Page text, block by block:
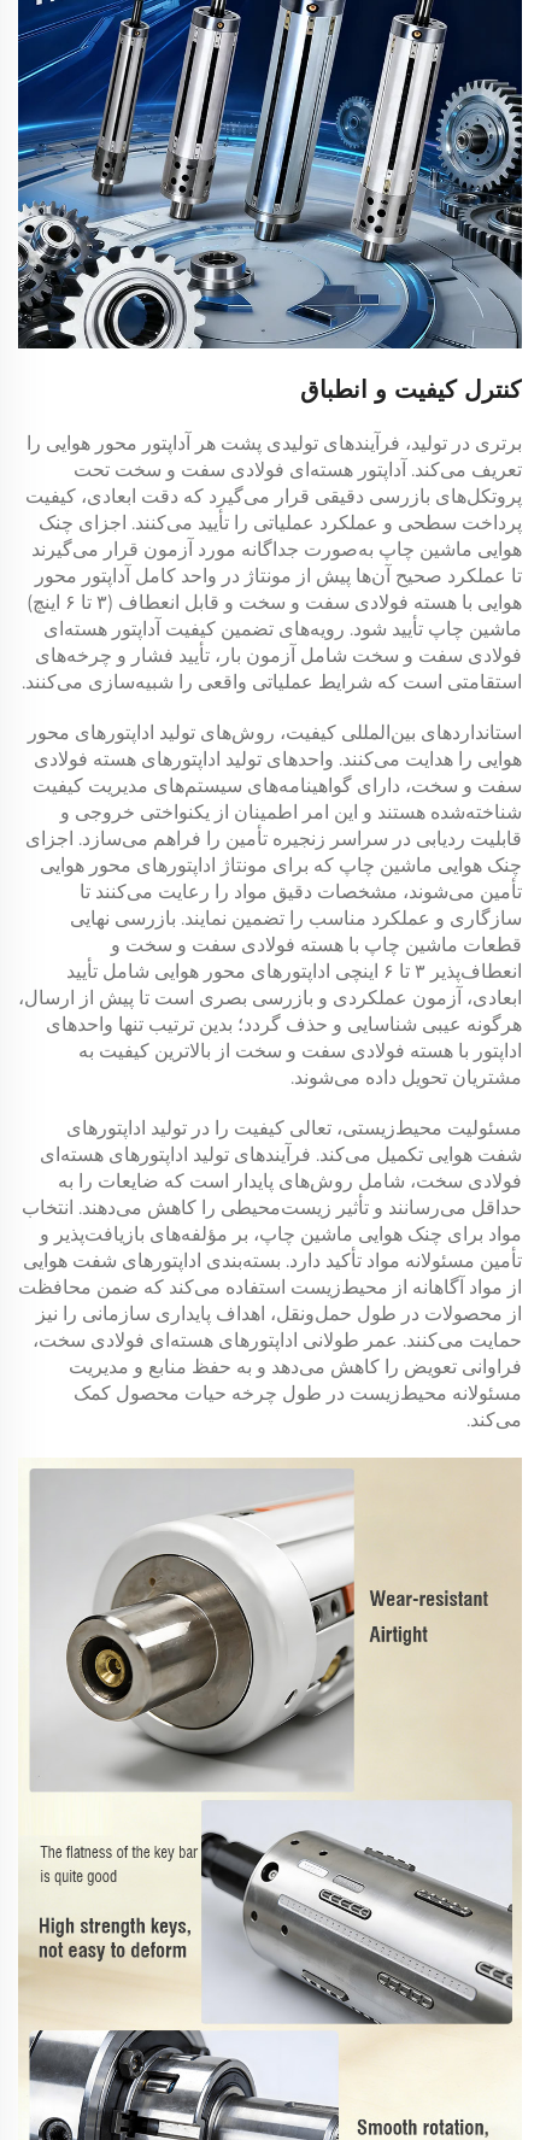
کنترل کیفیت و انطباق
برتری در تولید، فرآیندهای تولیدی پشت هر آداپتور محور هوایی را
تعریف می‌کند. آداپتور هسته‌ای فولادی سفت و سخت تحت
پروتکل‌های بازرسی دقیقی قرار می‌گیرد که دقت ابعادی، کیفیت
پرداخت سطحی و عملکرد عملیاتی را تأیید می‌کنند. اجزای چنک
هوایی ماشین چاپ به‌صورت جداگانه مورد آزمون قرار می‌گیرند
تا عملکرد صحیح آن‌ها پیش از مونتاژ در واحد کامل آداپتور محور
هوایی با هسته فولادی سفت و سخت و قابل انعطاف (۳ تا ۶ اینچ)
ماشین چاپ تأیید شود. رویه‌های تضمین کیفیت آداپتور هسته‌ای
فولادی سفت و سخت شامل آزمون بار، تأیید فشار و چرخه‌های
استقامتی است که شرایط عملیاتی واقعی را شبیه‌سازی می‌کنند.
استانداردهای بین‌المللی کیفیت، روش‌های تولید اداپتورهای محور
هوایی را هدایت می‌کنند. واحدهای تولید اداپتورهای هسته فولادی
سفت و سخت، دارای گواهینامه‌های سیستم‌های مدیریت کیفیت
شناخته‌شده هستند و این امر اطمینان از یکنواختی خروجی و
قابلیت ردیابی در سراسر زنجیره تأمین را فراهم می‌سازد. اجزای
چنک هوایی ماشین چاپ که برای مونتاژ اداپتورهای محور هوایی
تأمین می‌شوند، مشخصات دقیق مواد را رعایت می‌کنند تا
سازگاری و عملکرد مناسب را تضمین نمایند. بازرسی نهایی
قطعات ماشین چاپ با هسته فولادی سفت و سخت و
انعطاف‌پذیر ۳ تا ۶ اینچی اداپتورهای محور هوایی شامل تأیید
ابعادی، آزمون عملکردی و بازرسی بصری است تا پیش از ارسال،
هرگونه عیبی شناسایی و حذف گردد؛ بدین ترتیب تنها واحدهای
اداپتور با هسته فولادی سفت و سخت از بالاترین کیفیت به
مشتریان تحویل داده می‌شوند.
مسئولیت محیط‌زیستی، تعالی کیفیت را در تولید اداپتورهای
شفت هوایی تکمیل می‌کند. فرآیندهای تولید اداپتورهای هسته‌ای
فولادی سخت، شامل روش‌های پایدار است که ضایعات را به
حداقل می‌رسانند و تأثیر زیست‌محیطی را کاهش می‌دهند. انتخاب
مواد برای چنک هوایی ماشین چاپ، بر مؤلفه‌های بازیافت‌پذیر و
تأمین مسئولانه مواد تأکید دارد. بسته‌بندی اداپتورهای شفت هوایی
از مواد آگاهانه از محیط‌زیست استفاده می‌کند که ضمن محافظت
از محصولات در طول حمل‌ونقل، اهداف پایداری سازمانی را نیز
حمایت می‌کنند. عمر طولانی اداپتورهای هسته‌ای فولادی سخت،
فراوانی تعویض را کاهش می‌دهد و به حفظ منابع و مدیریت
مسئولانه محیط‌زیست در طول چرخه حیات محصول کمک
می‌کند.